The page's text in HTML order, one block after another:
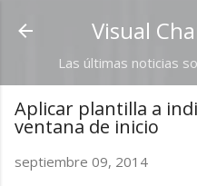
Ir al
Visual
Las últimas noticias
Aplicar plantilla a
ventana de inicio
septiembre 09, 2014